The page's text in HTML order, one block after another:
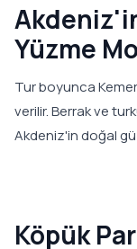
Yüzme
Tur boyunca
verilir. Berrak ve
Akdeniz'in doğal
Köpük